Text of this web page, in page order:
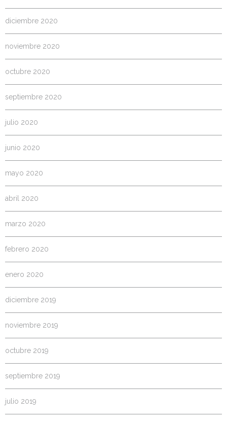
diciembre 2020
noviembre 2020
octubre 2020
septiembre 2020
julio 2020
junio 2020
mayo 2020
abril 2020
marzo 2020
febrero 2020
enero 2020
diciembre 2019
noviembre 2019
octubre 2019
septiembre 2019
julio 2019